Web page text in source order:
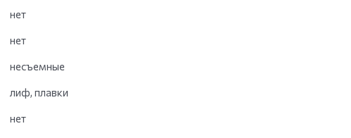
нет
нет
несъемные
лиф, плавки
нет